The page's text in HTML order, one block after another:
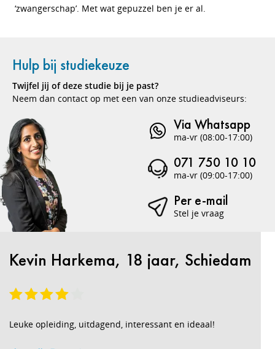
‘zwangerschap’. Met wat gepuzzel ben je er al.
Hulp bij studiekeuze
Twijfel jij of deze studie bij je past?
Neem dan contact op met een van onze studieadviseurs:
Via Whatsapp
ma-vr (08:00-17:00)
071 750 10 10
ma-vr (09:00-17:00)
Per e-mail
Stel je vraag
Kevin Harkema, 18 jaar, Schiedam
Leuke opleiding, uitdagend, interessant en ideaal!